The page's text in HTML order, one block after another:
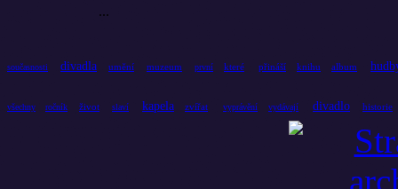
...
současnosti divadla umění muzeum první které přináší knihu album
všechny ročník život slaví kapela zvířat vyprávění vydávají divadlo historie